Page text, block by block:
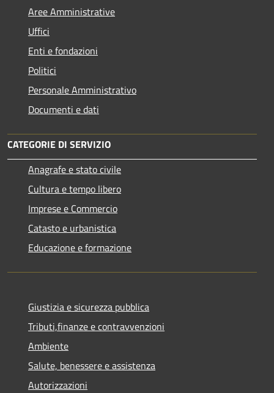
Aree Amministrative
Uffici
Enti e fondazioni
Politici
Personale Amministrativo
Documenti e dati
CATEGORIE DI SERVIZIO
Anagrafe e stato civile
Cultura e tempo libero
Imprese e Commercio
Catasto e urbanistica
Educazione e formazione
Giustizia e sicurezza pubblica
Tributi,finanze e contravvenzioni
Ambiente
Salute, benessere e assistenza
Autorizzazioni